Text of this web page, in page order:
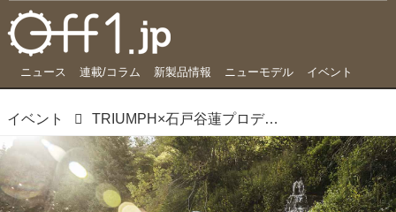
ニュース 連載/コラム 新製品情報 ニューモデル イベント
イベント TRIUMPH×石戸谷蓮プロデュースの林道ルートを、アドベンチャーバイクで走破せよ